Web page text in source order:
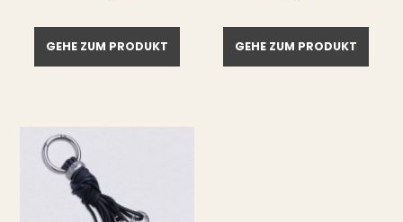
GEHE ZUM PRODUKT GEHE ZUM PRODUKT